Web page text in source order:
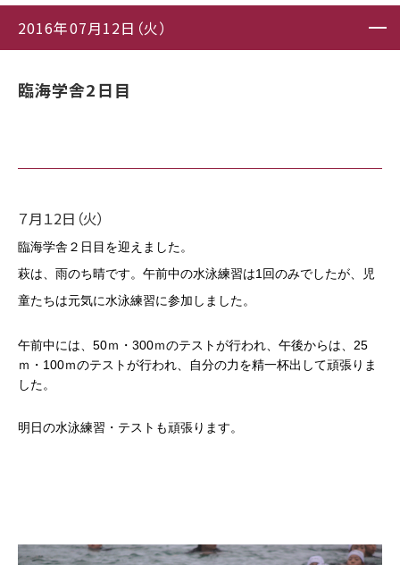
2016年07月12日（火）
臨海学舎2日目
７月１2日（火）
臨海学舎２日目を迎えました。
萩は、雨のち晴です。午前中の水泳練習は1回のみでしたが、児
童たちは元気に水泳練習に参加しました。
午前中には、50ｍ・300ｍのテストが行われ、午後からは、25
ｍ・100ｍのテストが行われ、自分の力を精一杯出して頑張りま
した。
明日の水泳練習・テストも頑張ります。